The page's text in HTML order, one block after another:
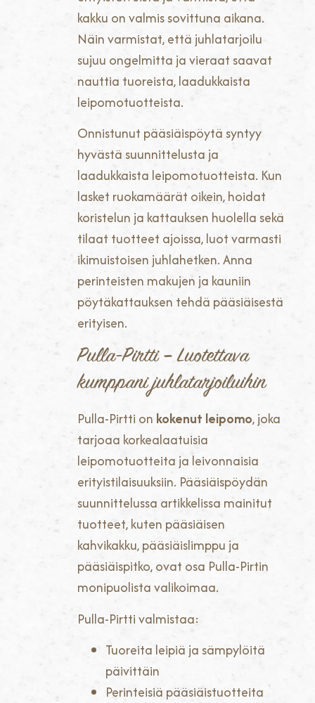
kakku on valmis sovittuna aikana.
Näin varmistat, että juhlatarjoilu
sujuu ongelmitta ja vieraat saavat
nauttia tuoreista, laadukkaista
leipomotuotteista.
Onnistunut pääsiäispöytä syntyy
hyvästä suunnittelusta ja
laadukkaista leipomotuotteista. Kun
lasket ruokamäärät oikein, hoidat
koristelun ja kattauksen huolella sekä
tilaat tuotteet ajoissa, luot varmasti
ikimuistoisen juhlahetken. Anna
perinteisten makujen ja kauniin
pöytäkattauksen tehdä pääsiäisestä
erityisen.
Pulla-Pirtti – Luotettava
kumppani juhlatarjoiluihin
Pulla-Pirtti on kokenut leipomo, joka
tarjoaa korkealaatuisia
leipomotuotteita ja leivonnaisia
erityistilaisuuksiin. Pääsiäispöydän
suunnittelussa artikkelissa mainitut
tuotteet, kuten pääsiäisen
kahvikakku, pääsiäislimppu ja
pääsiäispitko, ovat osa Pulla-Pirtin
monipuolista valikoimaa.
Pulla-Pirtti valmistaa:
Tuoreita leipiä ja sämpylöitä
päivittäin
Perinteisiä pääsiäistuotteita